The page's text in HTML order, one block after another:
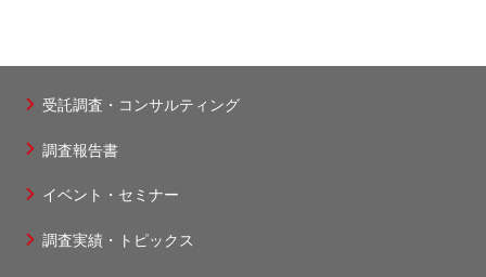
ッ
タ
1
受託調査・コンサルティング
調査報告書
イベント・セミナー
調査実績・トピックス